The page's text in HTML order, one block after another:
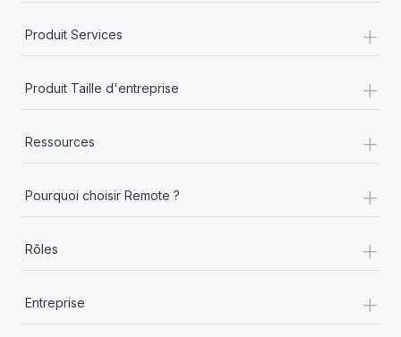
Produit Services +
Produit Taille d'entreprise +
Ressources +
Pourquoi choisir Remote ? +
Rôles +
Entreprise +